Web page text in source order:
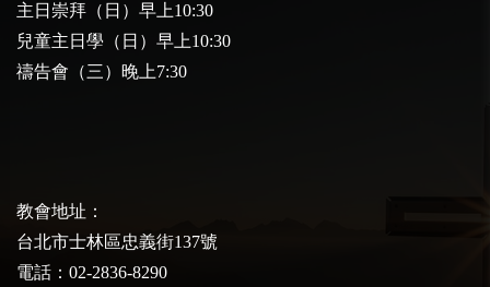
主日崇拜（日）早上10:30
兒童主日學（日）早上10:30
禱告會（三）晚上7:30
教會地址：
台北市士林區忠義街137號
電話：02-2836-8290